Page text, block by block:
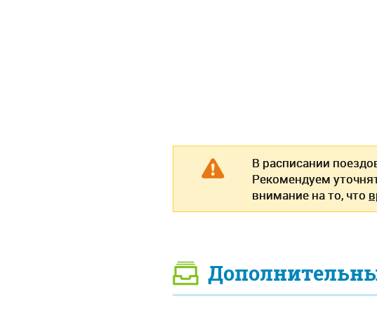
В расписании
Рекомендуем
внимание на то, что